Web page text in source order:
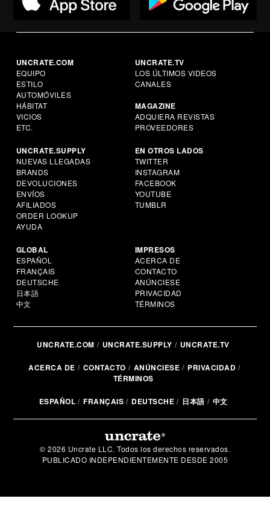
UNCRATE.COM
EQUIPO
ESTILO
AUTOMÓVILES
HÁBITAT
VICIOS
ETC.
UNCRATE.TV
LOS ÚLTIMOS VIDEOS
CANALES
MAGAZINE
ADQUIERA REVISTAS
PROVEEDORES
UNCRATE.SUPPLY
NUEVAS LLEGADAS
BRANDS
DEVOLUCIONES
ENVÍOS
AFILIADOS
ORDER LOOKUP
AYUDA
EN OTROS LADOS
TWITTER
INSTAGRAM
FACEBOOK
YOUTUBE
TUMBLR
GLOBAL
ESPAÑOL
FRANÇAIS
DEUTSCHE
日本語
中文
IMPRESOS
ACERCA DE
CONTACTO
ANÚNCIESE
PRIVACIDAD
TÉRMINOS
UNCRATE.COM UNCRATE.SUPPLY UNCRATE.TV
ACERCA DE CONTACTO ANÚNCIESE
PRIVACIDAD
TÉRMINOS
ESPAÑOL FRANÇAIS DEUTSCHE 日本語 中文
© 2026 Uncrate LLC. Todos los derechos reservados.
PUBLICADO INDEPENDIENTEMENTE DESDE 2005